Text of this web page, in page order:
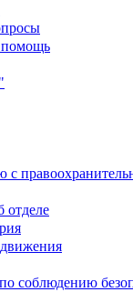
помощь
с
отделе
соблюдению